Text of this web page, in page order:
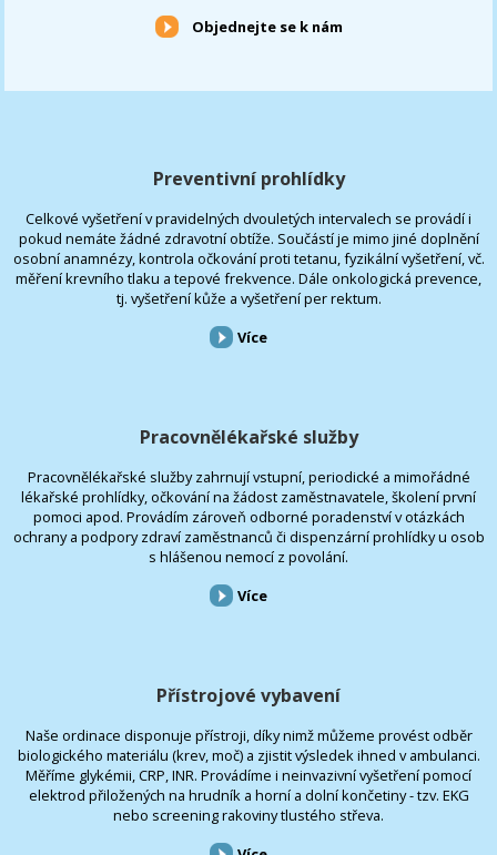
Objednejte se k nám
Preventivní prohlídky
Celkové vyšetření v pravidelných dvouletých intervalech se provádí i
pokud nemáte žádné zdravotní obtíže. Součástí je mimo jiné doplnění
osobní anamnézy, kontrola očkování proti tetanu, fyzikální vyšetření, vč.
měření krevního tlaku a tepové frekvence. Dále onkologická prevence,
tj. vyšetření kůže a vyšetření per rektum.
Více
Pracovnělékařské služby
Pracovnělékařské služby zahrnují vstupní, periodické a mimořádné
lékařské prohlídky, očkování na žádost zaměstnavatele, školení první
pomoci apod. Provádím zároveň odborné poradenství v otázkách
ochrany a podpory zdraví zaměstnanců či dispenzární prohlídky u osob
s hlášenou nemocí z povolání.
Více
Přístrojové vybavení
Naše ordinace disponuje přístroji, díky nimž můžeme provést odběr
biologického materiálu (krev, moč) a zjistit výsledek ihned v ambulanci.
Měříme glykémii, CRP, INR. Provádíme i neinvazivní vyšetření pomocí
elektrod přiložených na hrudník a horní a dolní končetiny - tzv. EKG
nebo screening rakoviny tlustého střeva.